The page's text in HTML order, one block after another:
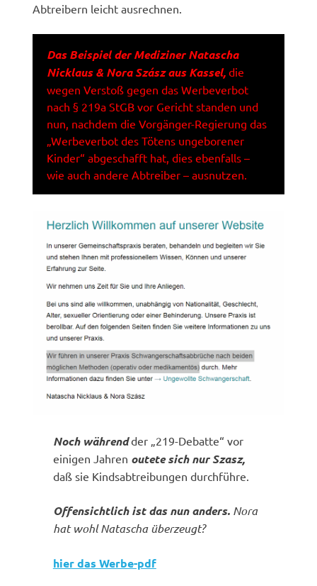
Abtreibern leicht ausrechnen.
Das Beispiel der Mediziner Natascha
Nicklaus & Nora Szász aus Kassel, die
wegen Verstoß gegen das Werbeverbot
nach § 219a StGB vor Gericht standen und
nun, nachdem die Vorgänger-Regierung das
„Werbeverbot des Tötens ungeborener
Kinder“ abgeschafft hat, dies ebenfalls –
wie auch andere Abtreiber – ausnutzen.
Noch währendder „219-Debatte“ vor
einigen Jahren outete sich nur Szasz,
daß sie Kindsabtreibungen durchführe.
Offensichtlich ist das nun anders. Nora
hat wohl Natascha überzeugt?
hier das Werbe-pdf